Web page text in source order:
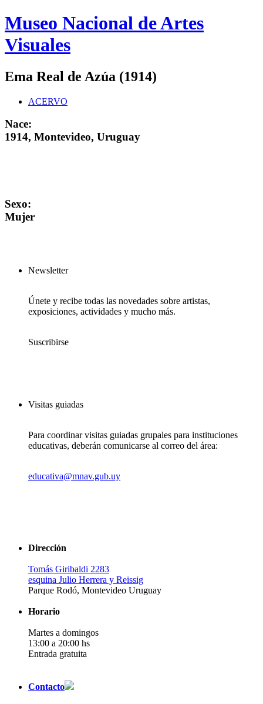
Logo
MNAV
Museo Nacional de Artes
Visuales
Ema Real de Azúa (1914)
ACERVO
Nace:
1914, Montevideo, Uruguay
Sexo:
Mujer
Newsletter
Únete y recibe todas las novedades sobre artistas,
exposiciones, actividades y mucho más.
Suscribirse
Visitas guiadas
Para coordinar visitas guiadas grupales para instituciones
educativas, deberán comunicarse al correo del área:
educativa@mnav.gub.uy
Dirección
Tomás Giribaldi 2283
esquina Julio Herrera y Reissig
Parque Rodó, Montevideo Uruguay
Horario
Martes a domingos
13:00 a 20:00 hs
Entrada gratuita
Contacto